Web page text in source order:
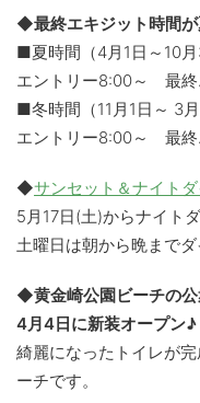
◆最終エキジット時間が
■夏時間（4月1日～10月
エントリー8:00～ 最終
■冬時間（11月1日～ 3月
エントリー8:00～ 最終
◆サンセット＆ナイト
5月17日(土)からナイト
土曜日は朝から晩までダ
◆黄金崎公園ビーチの公
4月4日に新装オープン♪
綺麗になったトイレが
ーチです。